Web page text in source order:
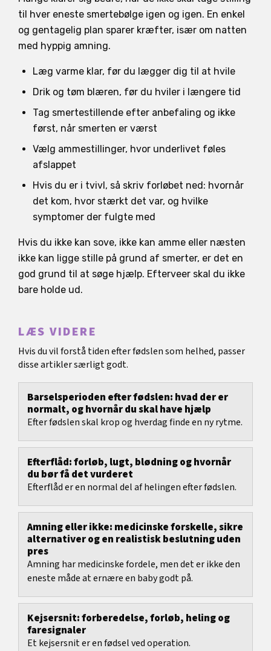
til hver eneste smertebølge igen og igen. En enkel
og gentagelig plan sparer kræfter, især om natten
med hyppig amning.
Læg varme klar, før du lægger dig til at hvile
Drik og tøm blæren, før du hviler i længere tid
Tag smertestillende efter anbefaling og ikke
først, når smerten er værst
Vælg ammestillinger, hvor underlivet føles
afslappet
Hvis du er i tvivl, så skriv forløbet ned: hvornår
det kom, hvor stærkt det var, og hvilke
symptomer der fulgte med
Hvis du ikke kan sove, ikke kan amme eller næsten
ikke kan ligge stille på grund af smerter, er det en
god grund til at søge hjælp. Efterveer skal du ikke
bare holde ud.
LÆS VIDERE
Hvis du vil forstå tiden efter fødslen som helhed, passer
disse artikler særligt godt.
Barselsperioden efter fødslen: hvad der er
normalt, og hvornår du skal have hjælp
Efter fødslen skal krop og hverdag finde en ny rytme.
Efterflåd: forløb, lugt, blødning og hvornår
du bør få det vurderet
Efterflåd er en normal del af helingen efter fødslen.
Amning eller ikke: medicinske forskelle, sikre
alternativer og en realistisk beslutning uden
pres
Amning har medicinske fordele, men det er ikke den
eneste måde at ernære en baby godt på.
Kejsersnit: forberedelse, forløb, heling og
faresignaler
Et kejsersnit er en fødsel ved operation.